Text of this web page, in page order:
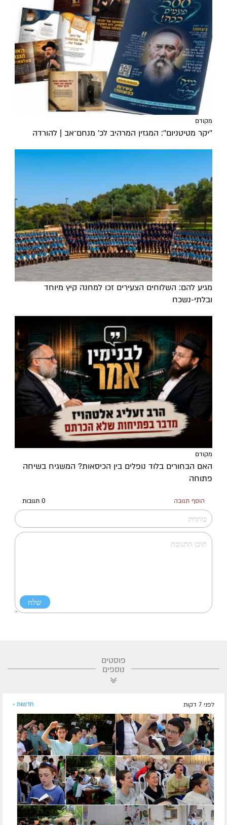
מקודם
''יקר מטיטניום'': המגזין המרהיב לכ’ מנחם־אב | להורדה
מגיע להם: השלוחים הצעירים זכו למחנה קיץ מיוחד
ובלתי-נשכח
מקודם
האם הבחורים בלוד נופלים בין הכיסאות? המשגיח בשיחה
פתוחה
הוסף תגובה 0 תגובות
פוסטים
נוספים
לפני 7 דקות חדשות »